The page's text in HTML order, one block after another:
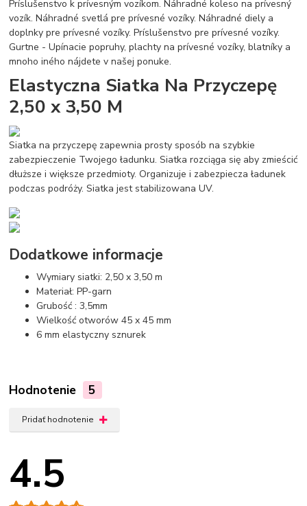
Príslušenstvo k prívesným vozíkom. Náhradné koleso na prívesný
vozík. Náhradné svetlá pre prívesné vozíky. Náhradné diely a
doplnky pre prívesné vozíky. Príslušenstvo pre prívesné vozíky.
Gurtne - Upínacie popruhy, plachty na prívesné vozíky, blatníky a
mnoho iného nájdete v našej ponuke.
Elastyczna Siatka Na Przyczepę
2,50 x 3,50 M
Siatka na przyczepę zapewnia prosty sposób na szybkie
zabezpieczenie Twojego ładunku. Siatka rozciąga się aby zmieścić
dłuższe i większe przedmioty. Organizuje i zabezpiecza ładunek
podczas podróży. Siatka jest stabilizowana UV.
Dodatkowe informacje
Wymiary siatki: 2,50 x 3,50 m
Materiał: PP-garn
Grubość : 3,5mm
Wielkość otworów 45 x 45 mm
6 mm elastyczny sznurek
Hodnotenie 5
Pridať hodnotenie
4.5